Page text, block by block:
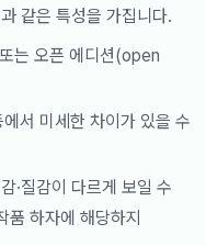
같은 특성을 가집니다.
는 오픈 에디션(open
서 미세한 차이가 있을 수
·질감이 다르게 보일 수
하자에 해당하지